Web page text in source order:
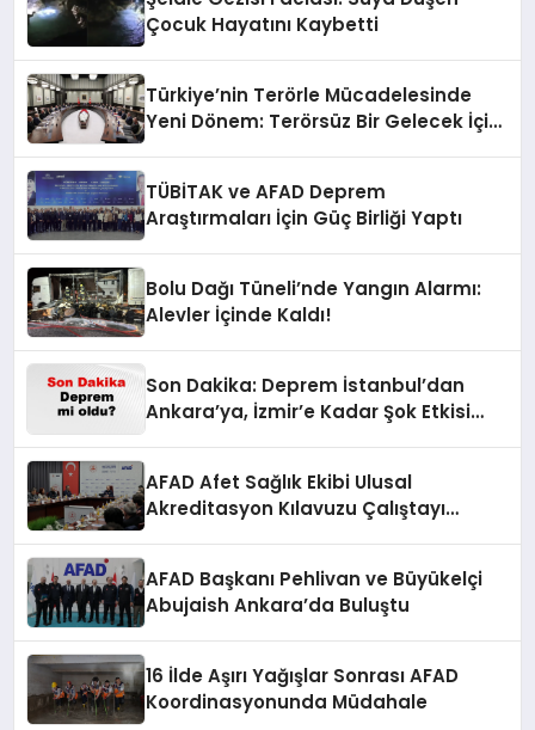
Çocuk Hayatını Kaybetti
Türkiye’nin Terörle Mücadelesinde
Yeni Dönem: Terörsüz Bir Gelecek İçin
TÜBİTAK ve AFAD Deprem
Araştırmaları İçin Güç Birliği Yaptı
Bolu Dağı Tüneli’nde Yangın Alarmı:
Alevler İçinde Kaldı!
Son Dakika: Deprem İstanbul’dan
Ankara’ya, İzmir’e Kadar Şok Etkisi
AFAD Afet Sağlık Ekibi Ulusal
Akreditasyon Kılavuzu Çalıştayı
AFAD Başkanı Pehlivan ve Büyükelçi
Abujaish Ankara’da Buluştu
16 İlde Aşırı Yağışlar Sonrası AFAD
Koordinasyonunda Müdahale